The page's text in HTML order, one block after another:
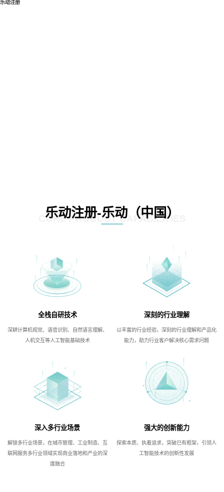
乐动注册
乐动注册-乐动（中国）
CORE PRODUCT CAPABILITIES
全栈自研技术
深耕计算机视觉、语音识别、自然语言理解、
人机交互等人工智能基础技术
深刻的行业理解
以丰富的行业经验，深刻的行业理解和产品化
能力，助力行业客户解决核心需求问题
深入多行业场景
解锁多行业场景，在城市管理、工业制造、互
联网服务多行业领域实现商业落地和产业的深
度融合
强大的创新能力
探索本质、执着追求，突破已有框架，引领人
工智能技术的创新性发展